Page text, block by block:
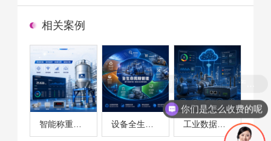
相关案例
智能称重系统案例 工业数据采集与设备监控案例
你们是怎么收费的呢